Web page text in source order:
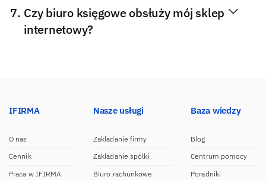
Czy biuro księgowe obsłuży mój sklep
internetowy?
IFIRMA
O nas
Cennik
Praca w IFIRMA
Nasze usługi
Zakładanie firmy
Zakładanie spółki
Biuro rachunkowe
Baza wiedzy
Blog
Centrum pomocy
Poradniki